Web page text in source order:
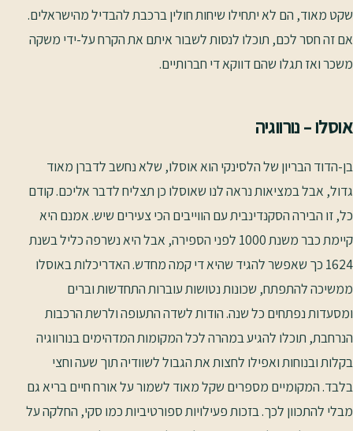
שקט מאוד, הם לא יתחילו שיחות חולין ברכבת להבדיל מהישראלים.
אם זה חסר לכם, תוכלו לנסות לשבור איתם את הקרח על-ידי משקה
משכר ואז תגלו שהם דווקא די חברותיים.
אוסלו – נורווגיה
בן-הדוד הבריון של הלסינקי הוא אוסלו, שלא נחשב לדברן מאוד
גדול, אבל במציאות נראה לנו שאוסלו כן תצליח לדבר אליכם. קודם
כל, זו הבירה הסקנדינבית עם הווייבים הכי צעירים שיש. אמנם היא
קיימת כבר משנת 1000 לפני הספירה, אבל היא נשרפה כליל בשנת
1624 כך שאפשר להגיד שהיא די קמה מחדש. האדריכלות באוסלו
ממשיכה להתפתח, שכונות נטושות עוברות התחדשות וברים
ומסעדות נפתחים כל שנה. הודות לשדה התעופה ולרשת הרכבות
הנרחבת, תוכלו להגיע במהרה לכל המקומות המדהימים בנורווגיה
בקלות ובנוחות ואפילו לחצות את הגבול לשוודיה תוך שעה וחצי
בלבד. המקומיים מספרים שקל מאוד לשמור על אורח חיים בריא גם
מבלי להתכוון לכך. בזכות פעילויות ספורטיביות כמו סקי, החלקה על